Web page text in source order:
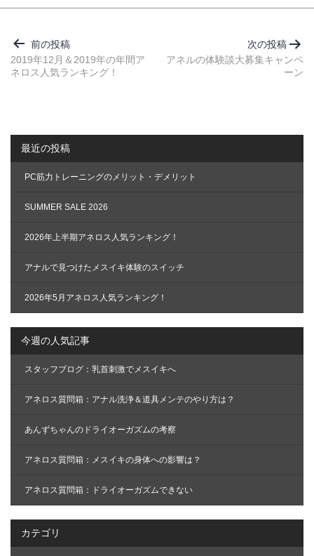
稿
ナ
ビ
シ
ョ
ン
前の投稿
2019年12月＆2019年の年間ア
ネロス人気ランキング！
次の投稿
アネルの体験談大募集キャンペ
ーン
最近の投稿
PC筋力トレーニングのメリット・デメリット
SUMMER SALE 2026
2026年上半期アネロス人気ランキング！
アナルで見つけたメスイキ体験のスイッチ
2026年5月アネロス人気ランキング！
今週の人気記事
スタッフブログ：乳首刺激でメスイキへ
アネロス質問箱：アナル洗浄＆道具メンテのやり方は？
あんずちゃんのドライオーガズムの考察
アネロス質問箱：メスイキの身体への影響は？
アネロス質問箱：ドライオーガズムできない
カテゴリ